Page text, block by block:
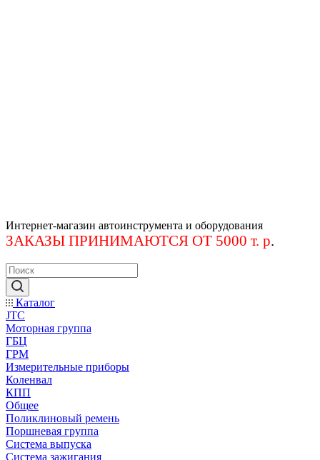
Интернет-магазин автоинструмента и оборудования
ЗАКАЗЫ ПРИНИМАЮТСЯ ОТ 5000 т. р.
Каталог
JTC
Моторная группа
ГБЦ
ГРМ
Измерительные приборы
Коленвал
КПП
Общее
Поликлиновый ремень
Поршневая группа
Система выпуска
Система зажигания